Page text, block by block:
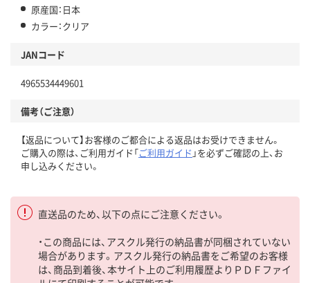
原産国：日本
カラー：クリア
JANコード
4965534449601
備考（ご注意）
【返品について】お客様のご都合による返品はお受けできません。
ご購入の際は、ご利用ガイド「ご利用ガイド 」を必ずご確認の上、お
申し込みください。
直送品のため、以下の点にご注意ください。
・この商品には、アスクル発行の納品書が同梱されていない
場合があります。アスクル発行の納品書をご希望のお客様
は、商品到着後、本サイト上のご利用履歴よりＰＤＦファイ